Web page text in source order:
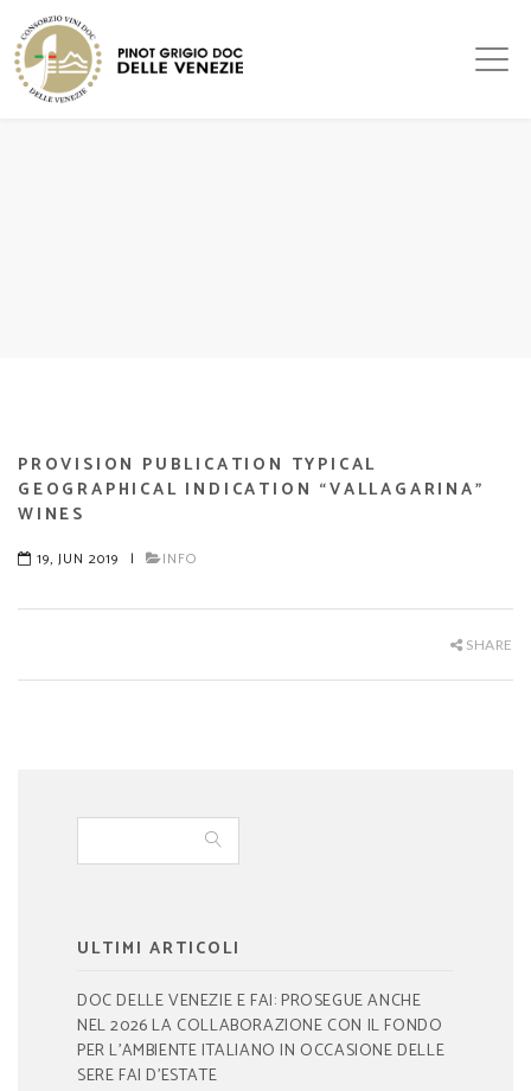
PROVISION PUBLICATION TYPICAL
GEOGRAPHICAL INDICATION “VALLAGARINA”
WINES
19, JUN 2019 | INFO
SHARE
ULTIMI ARTICOLI
DOC DELLE VENEZIE E FAI: PROSEGUE ANCHE
NEL 2026 LA COLLABORAZIONE CON IL FONDO
PER L’AMBIENTE ITALIANO IN OCCASIONE DELLE
SERE FAI D’ESTATE